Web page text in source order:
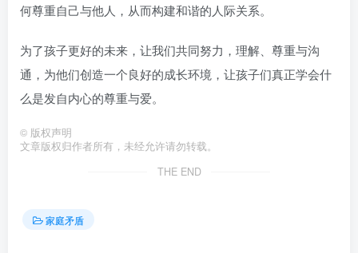
何尊重自己与他人，从而构建和谐的人际关系。
为了孩子更好的未来，让我们共同努力，理解、尊重与沟
通，为他们创造一个良好的成长环境，让孩子们真正学会什
么是发自内心的尊重与爱。
© 版权声明
文章版权归作者所有，未经允许请勿转载。
THE END
家庭矛盾